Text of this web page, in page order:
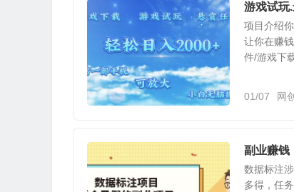
游戏试玩
项目介绍
让你在赚
件/游戏下
01/07 网
副业赚钱
数据标注
多得，任